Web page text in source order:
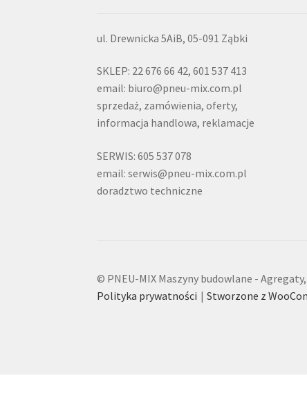
ul. Drewnicka 5AiB, 05-091 Ząbki
SKLEP: 22 676 66 42, 601 537 413
email: biuro@pneu-mix.com.pl
sprzedaż, zamówienia, oferty,
informacja handlowa, reklamacje
SERWIS: 605 537 078
email: serwis@pneu-mix.com.pl
doradztwo techniczne
© PNEU-MIX Maszyny budowlane -
Polityka prywatności
Stworzone z